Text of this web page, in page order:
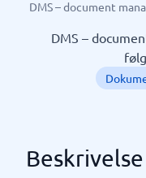
DMS – document
DMS –